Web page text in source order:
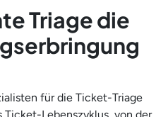
Triage die
für die Ticket-Triage
Ticket-Lebenszyklus, von der